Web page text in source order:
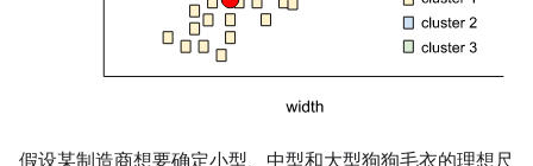
假设某制造商想要确定小型、中型和大型狗狗毛衣的理想尺